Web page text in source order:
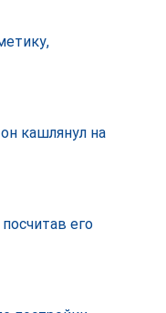
кашлянул на
его